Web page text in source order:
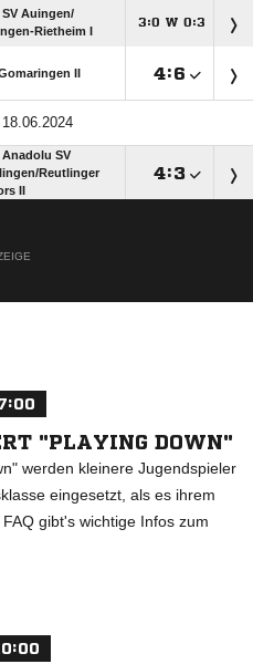
SV Auingen/​
Rietheim I
: W:
II :

Anadolu SV
​Reutlinger
II
:
"PLAYING DOWN"
werden kleinere Jugendspieler
eingesetzt, als es ihrem
gibt's wichtige Infos zum